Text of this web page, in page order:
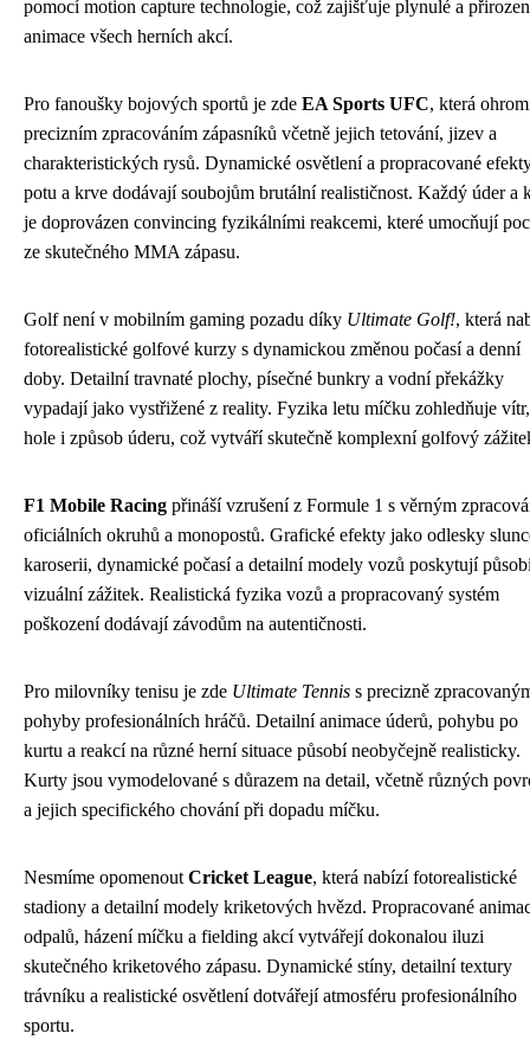
pomocí motion capture technologie, což zajišťuje plynulé a
animace všech herních akcí.
Pro fanoušky bojových sportů je zde EA Sports UFC, která
precizním zpracováním zápasníků včetně jejich tetování, jizev a
charakteristických rysů. Dynamické osvětlení a propracované
potu a krve dodávají soubojům brutální realističnost. Každý úder a
je doprovázen convincing fyzikálními reakcemi, které umocňují
ze skutečného MMA zápasu.
Golf není v mobilním gaming pozadu díky Ultimate Golf!, která
fotorealistické golfové kurzy s dynamickou změnou počasí a denní
doby. Detailní travnaté plochy, písečné bunkry a vodní překážky
vypadají jako vystřižené z reality. Fyzika letu míčku zohledňuje
hole i způsob úderu, což vytváří skutečně komplexní golfový
F1 Mobile Racing přináší vzrušení z Formule 1 s věrným
oficiálních okruhů a monopostů. Grafické efekty jako odlesky
karoserii, dynamické počasí a detailní modely vozů poskytují
vizuální zážitek. Realistická fyzika vozů a propracovaný systém
poškození dodávají závodům na autentičnosti.
Pro milovníky tenisu je zde Ultimate Tennis s precizně
pohyby profesionálních hráčů. Detailní animace úderů, pohybu po
kurtu a reakcí na různé herní situace působí neobyčejně realisticky.
Kurty jsou vymodelované s důrazem na detail, včetně různých
a jejich specifického chování při dopadu míčku.
Nesmíme opomenout Cricket League, která nabízí fotorealistické
stadiony a detailní modely kriketových hvězd. Propracované
odpalů, házení míčku a fielding akcí vytvářejí dokonalou iluzi
skutečného kriketového zápasu. Dynamické stíny, detailní textury
trávníku a realistické osvětlení dotvářejí atmosféru profesionálního
sportu.